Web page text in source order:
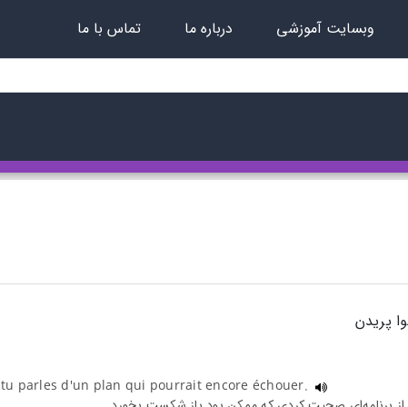
وبسایت آموزشی درباره ما تماس با ما
پریدن
parles d'un plan qui pourrait encore échouer.